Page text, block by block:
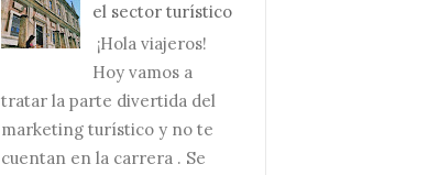
el sector turístico
¡Hola viajeros!
Hoy vamos a
tratar la parte divertida del
marketing turístico y no te
cuentan en la carrera . Se